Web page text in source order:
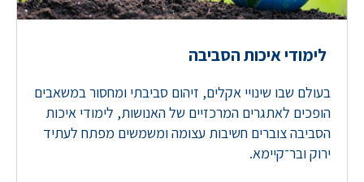
לימודי איכות הסביבה
בעולם שבו שינויי אקלים, זיהום סביבתי ומחסור במשאבים
הופכים לאתגרים המרכזיים של האנושות, לימודי איכות
הסביבה צוברים חשיבות עצומה ומשמשים מפתח לעתיד
ירוק ובר־קיימא.